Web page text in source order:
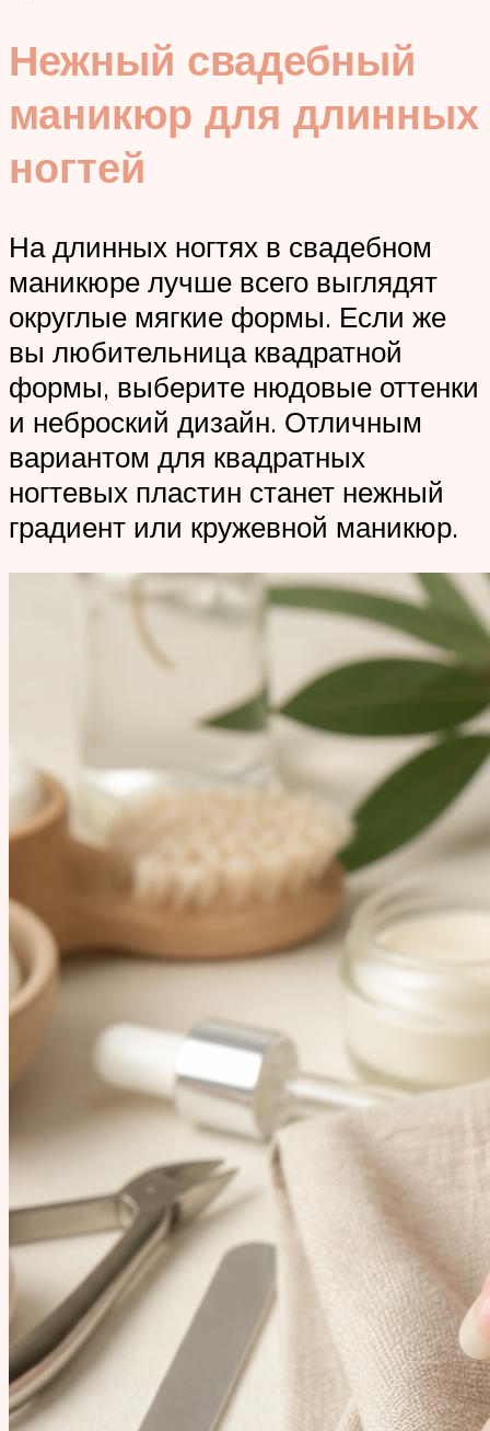
Нежный свадебный
маникюр для длинных
ногтей
На длинных ногтях в свадебном
маникюре лучше всего выглядят
округлые мягкие формы. Если же
вы любительница квадратной
формы, выберите нюдовые оттенки
и неброский дизайн. Отличным
вариантом для квадратных
ногтевых пластин станет нежный
градиент или кружевной маникюр.